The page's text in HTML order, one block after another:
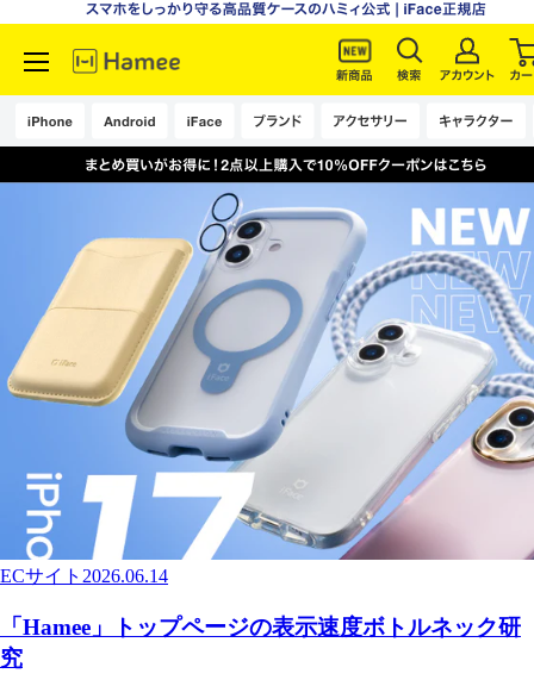
ECサイト 2026.06.14
「Hamee」トップページの表示速度ボトルネック研
究